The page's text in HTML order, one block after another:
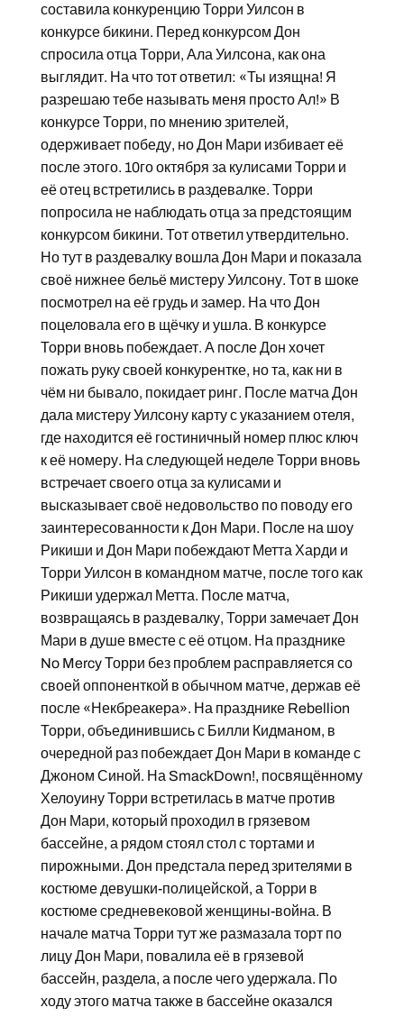
составила конкуренцию Торри Уилсон в
конкурсе бикини. Перед конкурсом Дон
спросила отца Торри, Ала Уилсона, как она
выглядит. На что тот ответил: «Ты изящна! Я
разрешаю тебе называть меня просто Ал!» В
конкурсе Торри, по мнению зрителей,
одерживает победу, но Дон Мари избивает её
после этого. 10го октября за кулисами Торри и
её отец встретились в раздевалке. Торри
попросила не наблюдать отца за предстоящим
конкурсом бикини. Тот ответил утвердительно.
Но тут в раздевалку вошла Дон Мари и показала
своё нижнее бельё мистеру Уилсону. Тот в шоке
посмотрел на её грудь и замер. На что Дон
поцеловала его в щёчку и ушла. В конкурсе
Торри вновь побеждает. А после Дон хочет
пожать руку своей конкурентке, но та, как ни в
чём ни бывало, покидает ринг. После матча Дон
дала мистеру Уилсону карту с указанием отеля,
где находится её гостиничный номер плюс ключ
к её номеру. На следующей неделе Торри вновь
встречает своего отца за кулисами и
высказывает своё недовольство по поводу его
заинтересованности к Дон Мари. После на шоу
Рикиши и Дон Мари побеждают Метта Харди и
Торри Уилсон в командном матче, после того как
Рикиши удержал Метта. После матча,
возвращаясь в раздевалку, Торри замечает Дон
Мари в душе вместе с её отцом. На празднике
No Mercy Торри без проблем расправляется со
своей оппоненткой в обычном матче, держав её
после «Некбреакера». На празднике Rebellion
Торри, объединившись с Билли Кидманом, в
очередной раз побеждает Дон Мари в команде с
Джоном Синой. На SmackDown!, посвящённому
Хелоуину Торри встретилась в матче против
Дон Мари, который проходил в грязевом
бассейне, а рядом стоял стол с тортами и
пирожными. Дон предстала перед зрителями в
костюме девушки-полицейской, а Торри в
костюме средневековой женщины-война. В
начале матча Торри тут же размазала торт по
лицу Дон Мари, повалила её в грязевой
бассейн, раздела, а после чего удержала. По
ходу этого матча также в бассейне оказался